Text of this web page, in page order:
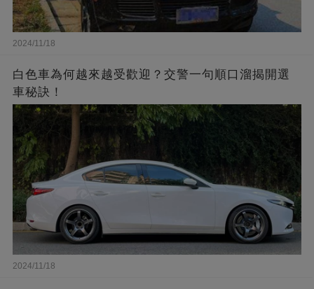
2024/11/18
白色車為何越來越受歡迎？交警一句順口溜揭開選
車秘訣！
2024/11/18